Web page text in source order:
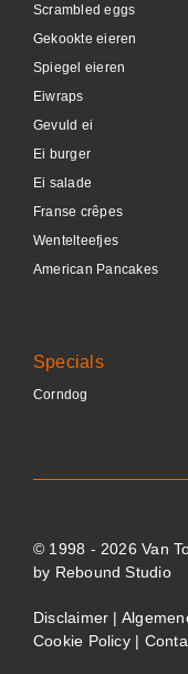
Scrambled eggs
Gekookte eieren
Spiegel eieren
Eiwraps
Gevuld ei
Ei burger
Ei salade
Franse crêpes
Wentelteefjes
American Pancakes
Specials
Corndog
© 1998 - 2026 Van
by Rebound Studio
Disclaimer |
Cookie Policy |